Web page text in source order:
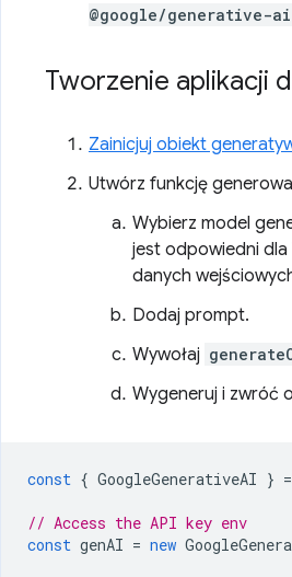
@google/generative-ai
Tworzenie aplikacji
Zainicjuj obiekt
Utwórz funkcję
Wybierz model
jest odpowiedni
danych
Dodaj prompt.
Wywołaj
Wygeneruj i zwróć
const { GoogleGenerativeAI } =
// Access the API key env
const genAI = new